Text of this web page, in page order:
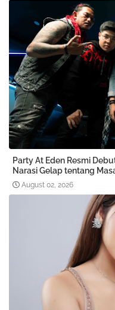
Party At Eden Resmi
Narasi Gelap tentang
August 02, 2026